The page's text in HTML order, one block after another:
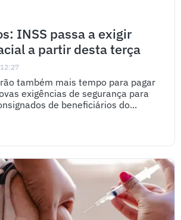
INSS passa a exigir
a partir desta terça
12:27
também mais tempo para pagar
exigências de segurança para
de beneficiários do...